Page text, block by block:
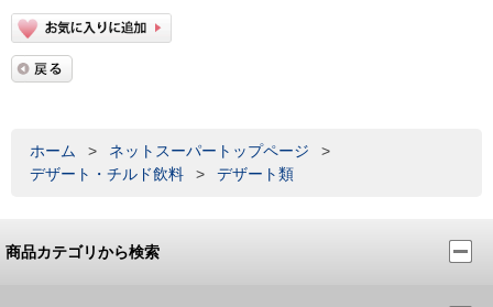
ホーム > ネットスーパートップページ
>
デザート・チルド飲料
> デザート類
商品カテゴリから検索